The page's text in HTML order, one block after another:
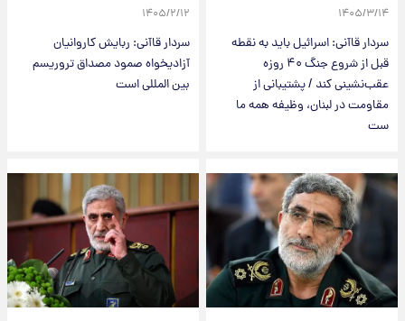
۱۴۰۵/۳/۱۴
سردار قاآنی: اسرائیل باید به نقطه
قبل از شروع جنگ ۴۰ روزه
عقب‌نشینی کند / پشتیبانی از
مقاومت در لبنان، وظیفه همه ما
ست
۱۴۰۵/۲/۱۲
سردار قاآنی: ربایش کاروانیان
آزادیخواه صمود مصداق تروریسم
بین المللی است